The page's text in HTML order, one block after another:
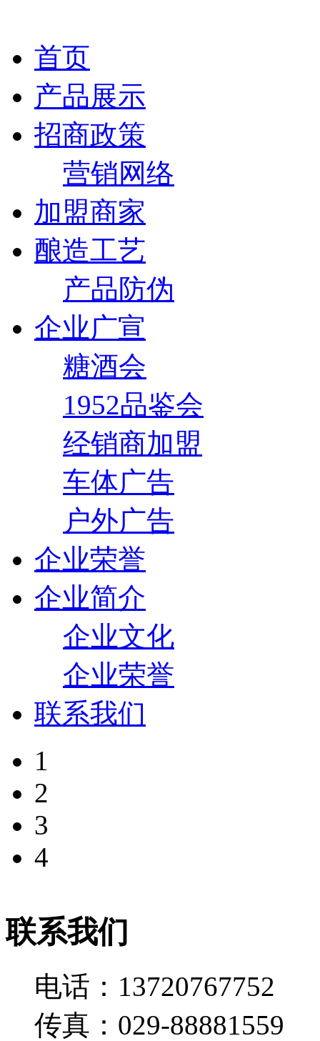
首页
产品展示
招商政策
营销网络
加盟商家
酿造工艺
产品防伪
企业广宣
糖酒会
1952品鉴会
经销商加盟
车体广告
户外广告
企业荣誉
企业简介
企业文化
企业荣誉
联系我们
1
2
3
4
联系我们
电话：13720767752
传真：029-88881559